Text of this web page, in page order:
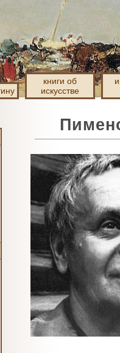
книги об
искусстве